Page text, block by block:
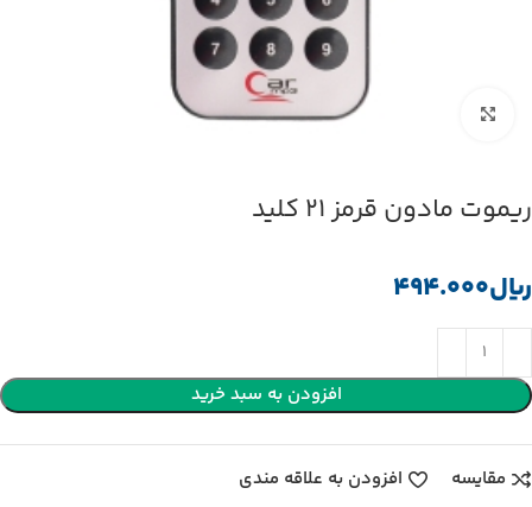
بزرگنمایی تصویر
ریموت مادون قرمز 21 کلید
﷼
افزودن به سبد خرید
مقایسه
افزودن به علاقه مندی